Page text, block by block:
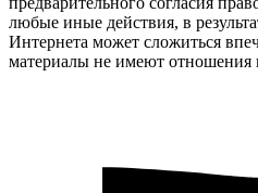
любые иные действия, в
Интернета может сложиться
материалы не имеют отношения